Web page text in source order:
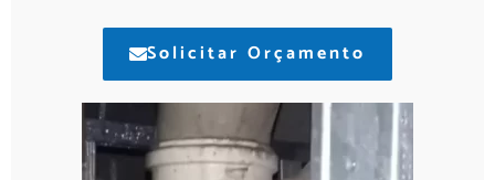
Solicitar Orçamento